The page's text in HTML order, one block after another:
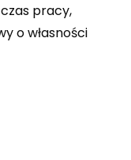
pracy,
o własności